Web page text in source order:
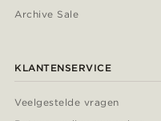
Archive Sale
KLANTENSERVICE
Veelgestelde vragen